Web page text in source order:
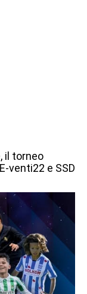
il torneo
venti22 e SSD